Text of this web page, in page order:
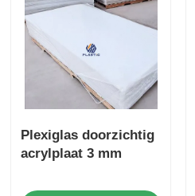
Plexiglas doorzichtig
acrylplaat 3 mm